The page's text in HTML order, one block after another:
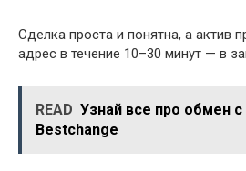
Сделка проста и понятна, а актив
адрес в течение 10–30 минут — в
READ Узнай все про обмен
Bestchange